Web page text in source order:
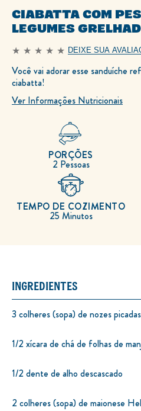
CIABATTA COM
LEGUMES
Nenhuma
enviada
para
este
DEIXE SUA
Você vai adorar esse sanduíche
ciabatta!
Ver Informações Nutricionais
2 Pessoas
PORÇÕES
25 Minutos
TEMPO DE COZIMENTO
INGREDIENTES
3 colheres (sopa) de nozes picadas
1/2 xícara de chá de folhas de
1/2 dente de alho descascado
2 colheres (sopa) de maionese